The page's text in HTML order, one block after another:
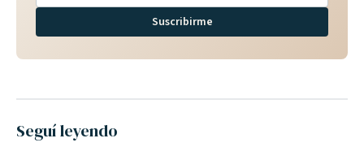
Suscribirme
Seguí leyendo